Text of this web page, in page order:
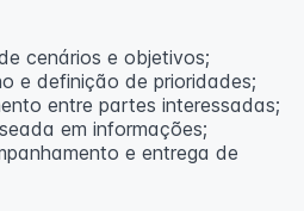
cenários e objetivos;
e definição de prioridades;
entre partes interessadas;
em informações;
e entrega de